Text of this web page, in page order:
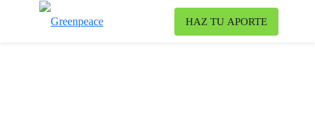
HAZ TU APORTE